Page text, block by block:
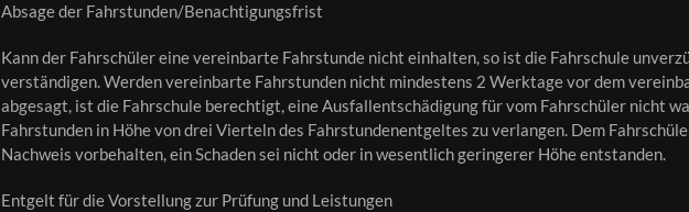
Absage der Fahrstunden/Benachtigungsfrist
Kann der Fahrschüler eine vereinbarte Fahrstunde nicht einhalten, so ist die Fahrschule
verständigen. Werden vereinbarte Fahrstunden nicht mindestens 2 Werktage vor dem
abgesagt, ist die Fahrschule berechtigt, eine Ausfallentschädigung für vom Fahrschüler nicht
Fahrstunden in Höhe von drei Vierteln des Fahrstundenentgeltes zu verlangen. Dem
Nachweis vorbehalten, ein Schaden sei nicht oder in wesentlich geringerer Höhe entstanden.
Entgelt für die Vorstellung zur Prüfung und Leistungen